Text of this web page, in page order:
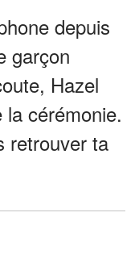
depuis
garçon
Hazel
cérémonie.
retrouver ta